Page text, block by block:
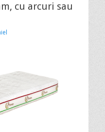
cu arcuri sau